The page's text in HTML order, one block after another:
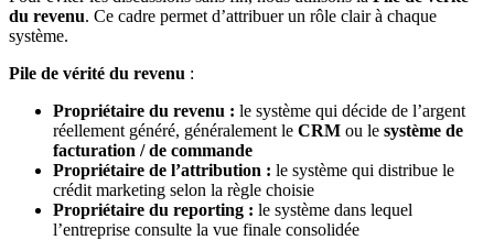
du revenu. Ce cadre permet d’attribuer un rôle clair à chaque
système.
Pile de vérité du revenu :
Propriétaire du revenu : le système qui décide de l’argent
réellement généré, généralement le CRM ou le système de
facturation / de commande
Propriétaire de l’attribution : le système qui distribue le
crédit marketing selon la règle choisie
Propriétaire du reporting : le système dans lequel
l’entreprise consulte la vue finale consolidée